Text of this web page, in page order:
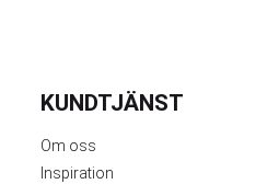
KUNDTJÄNST
Om oss
Inspiration